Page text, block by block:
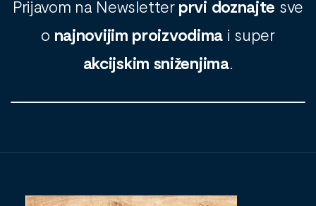
Prijavom na Newsletter prvi doznajte sve
o najnovijim proizvodima i super
akcijskim sniženjima.